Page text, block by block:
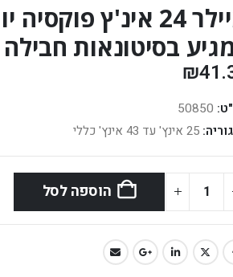
מיילר 24 אינ'ץ
בסיטונאות חבילה של
₪
50850
25 אינץ' עד 43 אינץ' כללי
הוספה לסל